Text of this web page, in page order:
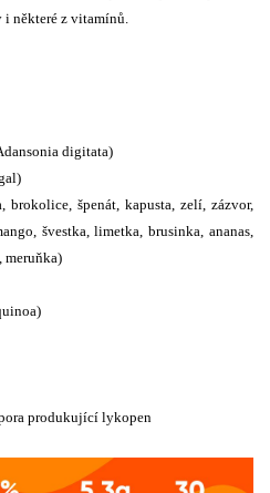
některé z vitamínů.
digitata)
špenát, kapusta, zelí, zázvor,
švestka, limetka, brusinka, ananas,
meruňka)
produkující lykopen